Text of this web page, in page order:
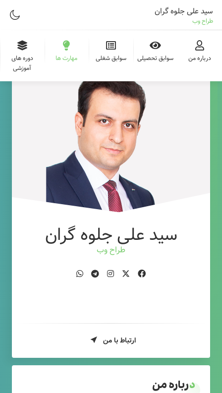
سید علی جلوه گران
طراح وب
درباره من سوابق تحصیلی سوابق شغلی مهارت ها
دوره های
آموزشی
سید علی جلوه گران
طراح وب
ارتباط با من
درباره من